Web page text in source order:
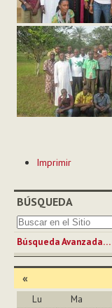
de
Imprimir
BÚSQUEDA
Búsqueda Avanzada…
«
Lu Ma